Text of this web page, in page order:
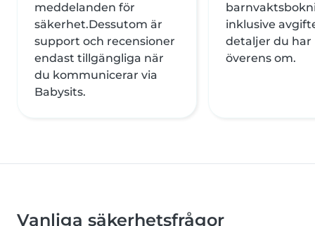
meddelanden för
säkerhet.Dessutom är
support och recensioner
endast tillgängliga när
du kommunicerar via
Babysits.
inklusive
detaljer du
överens om.
Vanliga säkerhetsfrågor